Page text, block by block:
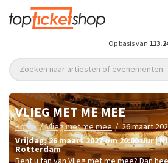
Op basis van
Zoeken naar artiesten of evenementen
VLIEG MET ME MEE
Home / Vlieg met me mee / 26 maart
vrijdag,26 maart 2027 om 20:00uur|
Rotterdam